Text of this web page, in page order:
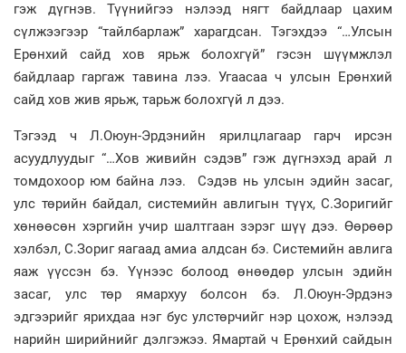
гэж дүгнэв. Түүнийгээ нэлээд нягт байдлаар цахим
сүлжээгээр “тайлбарлаж” харагдсан. Тэгэхдээ “…Улсын
Ерөнхий сайд хов ярьж болохгүй” гэсэн шүүмжлэл
байдлаар гаргаж тавина лээ. Угаасаа ч улсын Ерөнхий
сайд хов жив ярьж, тарьж болохгүй л дээ.
Тэгээд ч Л.Оюун-Эрдэнийн ярилцлагаар гарч ирсэн
асуудлуудыг “…Хов живийн сэдэв” гэж дүгнэхэд арай л
томдохоор юм байна лээ. Сэдэв нь улсын эдийн засаг,
улс төрийн байдал, системийн авлигын түүх, С.Зоригийг
хөнөөсөн хэргийн учир шалтгаан зэрэг шүү дээ. Өөрөөр
хэлбэл, С.Зориг яагаад амиа алдсан бэ. Системийн авлига
яаж үүссэн бэ. Үүнээс болоод өнөөдөр улсын эдийн
засаг, улс төр ямархуу болсон бэ. Л.Оюун-Эрдэнэ
эдгээрийг ярихдаа нэг бус улстөрчийг нэр цохож, нэлээд
нарийн ширийнийг дэлгэжээ. Ямартай ч Ерөнхий сайдын